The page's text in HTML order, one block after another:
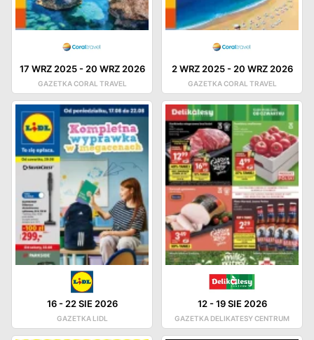
17 WRZ 2025- 20 WRZ 2026
GAZETKA CORAL TRAVEL
2 WRZ 2025- 20 WRZ 2026
GAZETKA CORAL TRAVEL
16- 22 SIE 2026
GAZETKA LIDL
12-19 SIE 2026
GAZETKA DELIKATESY CENTRUM